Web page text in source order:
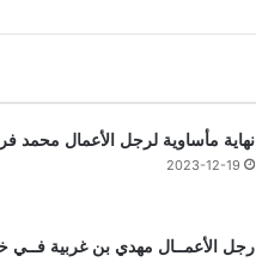
نهاية مأساوية لرجل الأعمال محمد
2023-12-19
رجل الأعمــال مهدي بن غربية فــي